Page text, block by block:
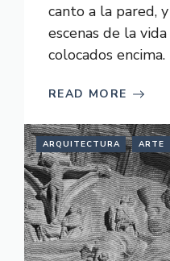
canto a la pared,
escenas de la
colocados encima.
READ MORE
ARQUITECTURA ARTE